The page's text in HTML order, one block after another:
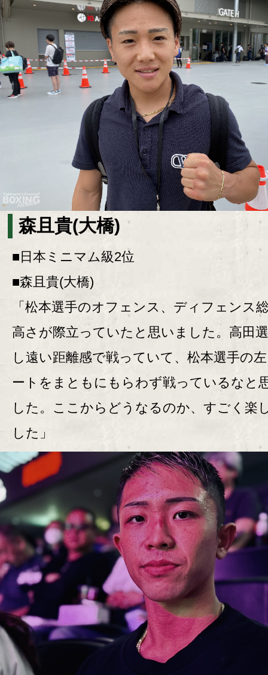
森且貴(大橋)
■日本ミニマム級2位
■森且貴(大橋)
「松本選手のオフェンス、ディフェンス
高さが際立っていたと思いました。高田
し遠い距離感で戦っていて、松本選手の
ートをまともにもらわず戦っているなと
した。ここからどうなるのか、すごく楽
した」